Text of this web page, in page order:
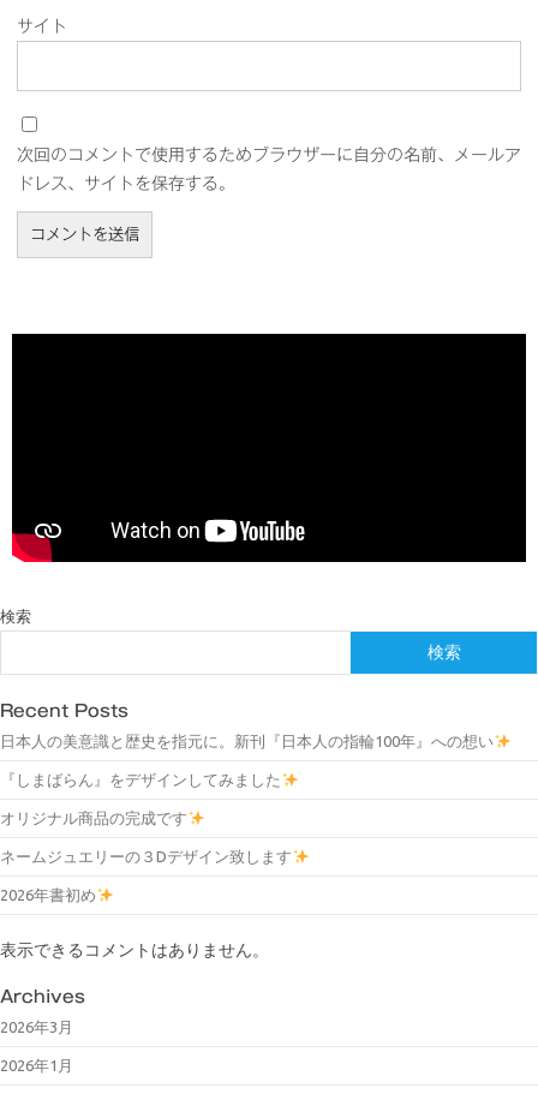
サイト
次回のコメントで使用するためブラウザーに自分の名前、メールア
ドレス、サイトを保存する。
検索
検索
Recent Posts
日本人の美意識と歴史を指元に。新刊『日本人の指輪100年』への想い
『しまばらん』をデザインしてみました
オリジナル商品の完成です
ネームジュエリーの３Dデザイン致します
2026年書初め
表示できるコメントはありません。
Archives
2026年3月
2026年1月